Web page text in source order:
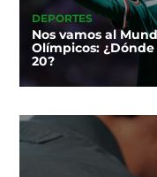
DEPORTES
Nos vamos al
Olímpicos:
20?